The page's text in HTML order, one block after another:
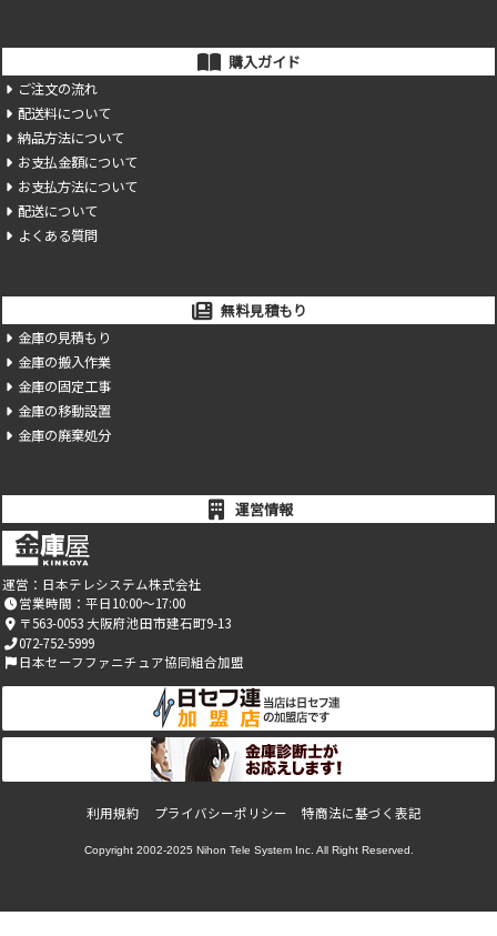
運営情報
運営： 日本テレシステム株式会社
営業時間：平日10:00～17:00
〒563-0053 大阪府池田市建石町9-13
072-752-5999
日本セーフファニチュア協同組合加盟
購入ガイド
ご注文の流れ
配送料について
納品方法について
お支払金額について
お支払方法について
配送について
よくある質問
無料見積もり
金庫の見積もり
金庫の搬入作業
金庫の固定工事
金庫の移動設置
金庫の廃棄処分
利用規約 プライバシーポリシー 特商法に基づく表記
Copyright 2002-2025 Nihon Tele System Inc. All Right Reserved.